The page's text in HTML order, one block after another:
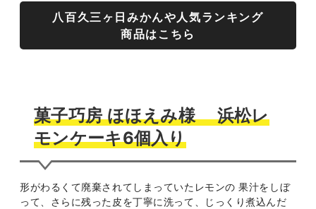
八百久三ヶ日みかんや人気ランキング
商品はこちら
菓子巧房 ほほえみ様 浜松レ
モンケーキ6個入り
形がわるくて廃棄されてしまっていたレモンの 果汁をしぼ
って、さらに残った皮を丁寧に洗って、じっくり煮込んだ